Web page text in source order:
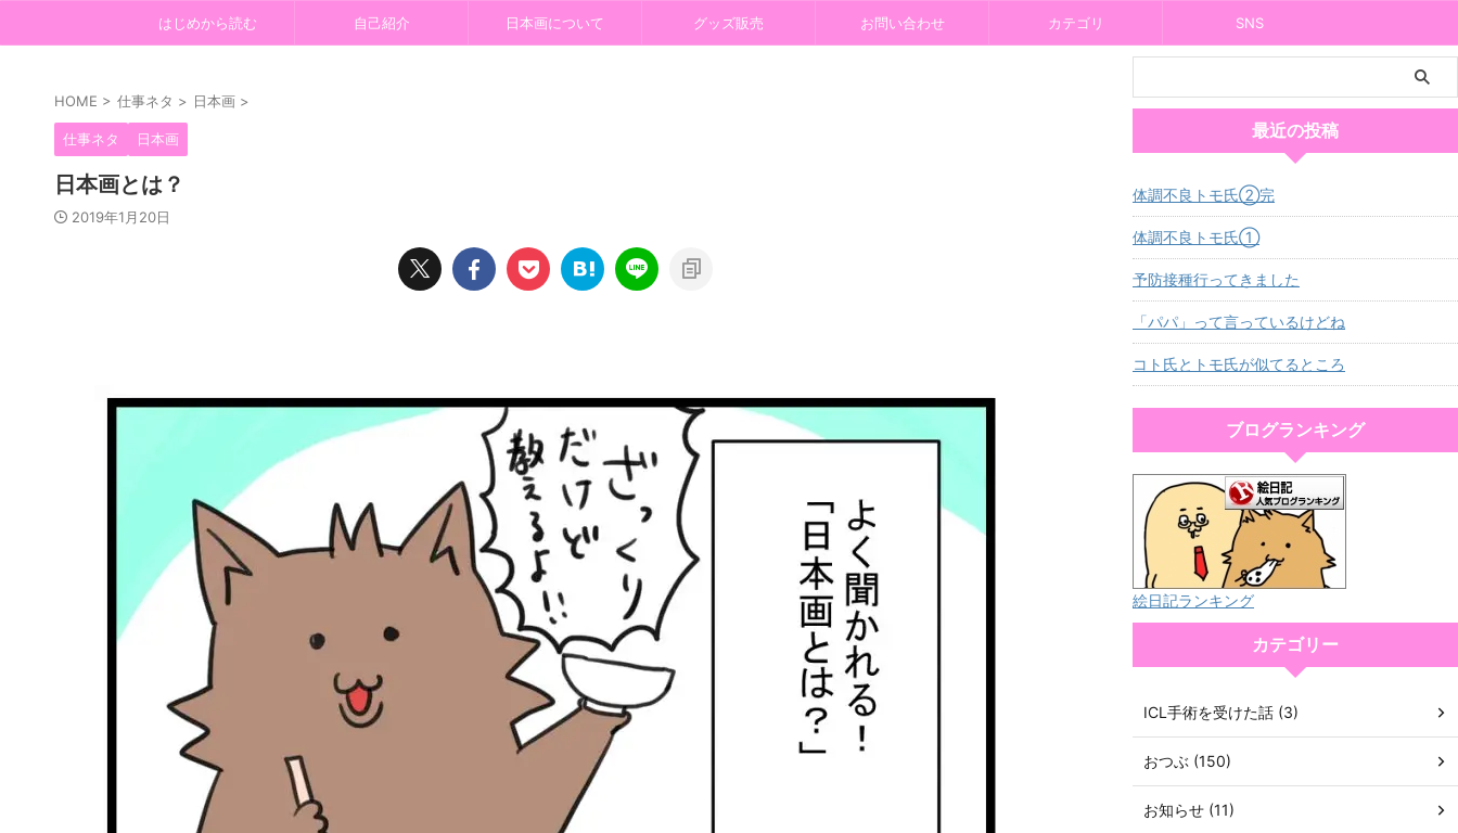
はじめから読む 自己紹介 日本画について グッズ販売 お問い合わせ カテゴリ SNS
HOME > 仕事ネタ > 日本画 >
仕事ネタ 日本画
日本画とは？
2019年1月20日
最近の投稿
体調不良トモ氏②完
体調不良トモ氏①
予防接種行ってきました
「パパ」って言っているけどね
コト氏とトモ氏が似てるところ
ブログランキング
絵日記ランキング
カテゴリー
ICL手術を受けた話 (3)
おつぶ (150)
お知らせ (11)